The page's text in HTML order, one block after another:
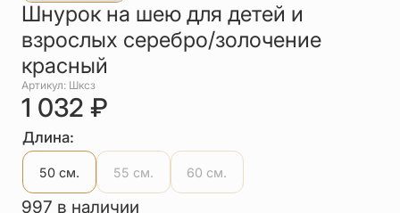
Шнурок на шею для детей и
взрослых серебро/золочение
красный
Артикул: Шксз
1 032 ₽
Длина:
50 см. 55 см. 60 см.
997 в наличии